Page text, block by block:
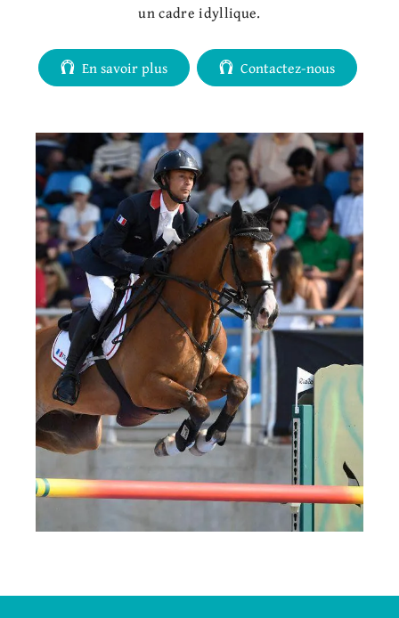
un cadre idyllique.
En savoir plus Contactez-nous